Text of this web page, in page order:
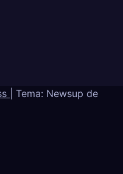
Tema: Newsup de